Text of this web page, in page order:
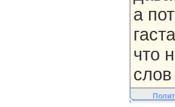
а
что
слов